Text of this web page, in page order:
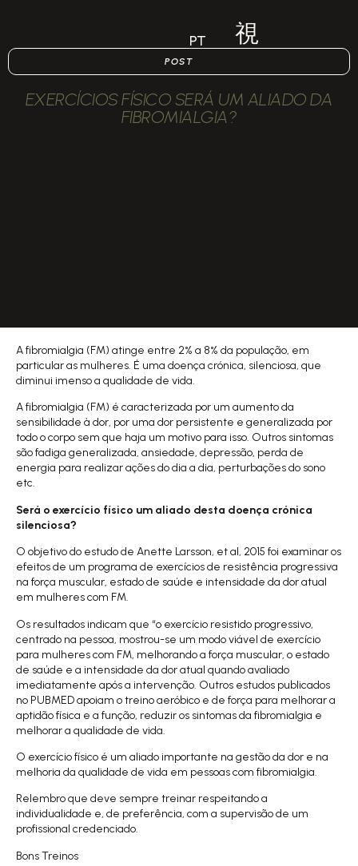
PT
POST
EXERCÍCIOS FÍSICO SERÁ UM ALIADO DA
FIBROMIALGIA?
A fibromialgia (FM) atinge entre 2% a 8% da população, em
particular as mulheres. É uma doença crónica, silenciosa, que
diminui imenso a qualidade de vida.
A fibromialgia (FM) é caracterizada por um aumento da
sensibilidade à dor, por uma dor persistente e generalizada por
todo o corpo sem que haja um motivo para isso. Outros sintomas
são fadiga generalizada, ansiedade, depressão, perda de
energia para realizar ações do dia a dia, perturbações do sono
etc.
Será o exercício físico um aliado desta doença crónica
silenciosa?
O objetivo do estudo de Anette Larsson, et al, 2015 foi examinar os
efeitos de um programa de exercícios de resistência progressiva
na força muscular, estado de saúde e intensidade da dor atual
em mulheres com FM.
Os resultados indicam que “o exercício resistido progressivo,
centrado na pessoa, mostrou-se um modo viável de exercício
para mulheres com FM, melhorando a força muscular, o estado
de saúde e a intensidade da dor atual quando avaliado
imediatamente após a intervenção. Outros estudos publicados
no PUBMEDapoiam o treino aeróbico e de força para melhorar a
aptidão física e a função, reduzir os sintomas da fibromialgia e
melhorar a qualidade de vida.
O exercício físico é um aliado importante na gestão da dor e na
melhoria da qualidade de vida em pessoas com fibromialgia.
Relembro que deve sempre treinar respeitando a
individualidade e, de preferência, com a supervisão de um
profissional credenciado.
Bons Treinos